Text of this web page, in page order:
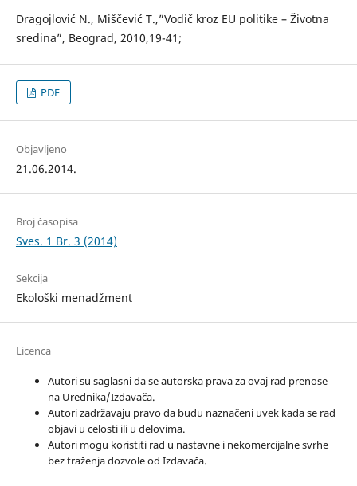
Dragojlović N., Miščević T.,”Vodič kroz EU politike – Životna
sredina”, Beograd, 2010,19-41;
PDF
Objavljeno
21.06.2014.
Broj časopisa
Sves. 1 Br. 3 (2014)
Sekcija
Ekološki menadžment
Licenca
Autori su saglasni da se autorska prava za ovaj rad prenose
na Urednika/Izdavača.
Autori zadržavaju pravo da budu naznačeni uvek kada se rad
objavi u celosti ili u delovima.
Autori mogu koristiti rad u nastavne i nekomercijalne svrhe
bez traženja dozvole od Izdavača.